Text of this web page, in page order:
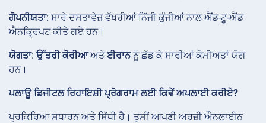
ਗੋਪਨੀਯਤਾ: ਸਾਰੇ ਦਸਤਾਵੇਜ਼ ਵੱਖਰੀਆਂ ਨਿੱਜੀ ਕੁੰਜੀਆਂ ਨਾਲ ਐਂਡ-ਟੂ-ਐਂਡ
ਐਨਕ੍ਰਿਪਟ ਕੀਤੇ ਗਏ ਹਨ।
ਯੋਗਤਾ: ਉੱਤਰੀ ਕੋਰੀਆਅਤੇਈਰਾਨਨੂੰ ਛੱਡ ਕੇ ਸਾਰੀਆਂ ਕੌਮੀਅਤਾਂ ਯੋਗ
ਹਨ।
ਪਲਾਊ ਡਿਜੀਟਲ ਰਿਹਾਇਸ਼ੀ ਪ੍ਰੋਗਰਾਮ ਲਈ ਕਿਵੇਂ ਅਪਲਾਈ ਕਰੀਏ?
ਪ੍ਰਕਿਰਿਆ ਸਧਾਰਨ ਅਤੇ ਸਿੱਧੀ ਹੈ। ਤੁਸੀਂ ਆਪਣੀ ਅਰਜ਼ੀ ਔਨਲਾਈਨ